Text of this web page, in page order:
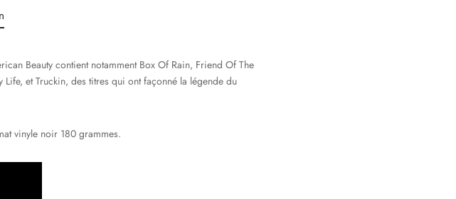
Beauty contient notamment Box Of Rain, Friend Of The
et Truckin, des titres qui ont façonné la légende du
vinyle noir 180 grammes.